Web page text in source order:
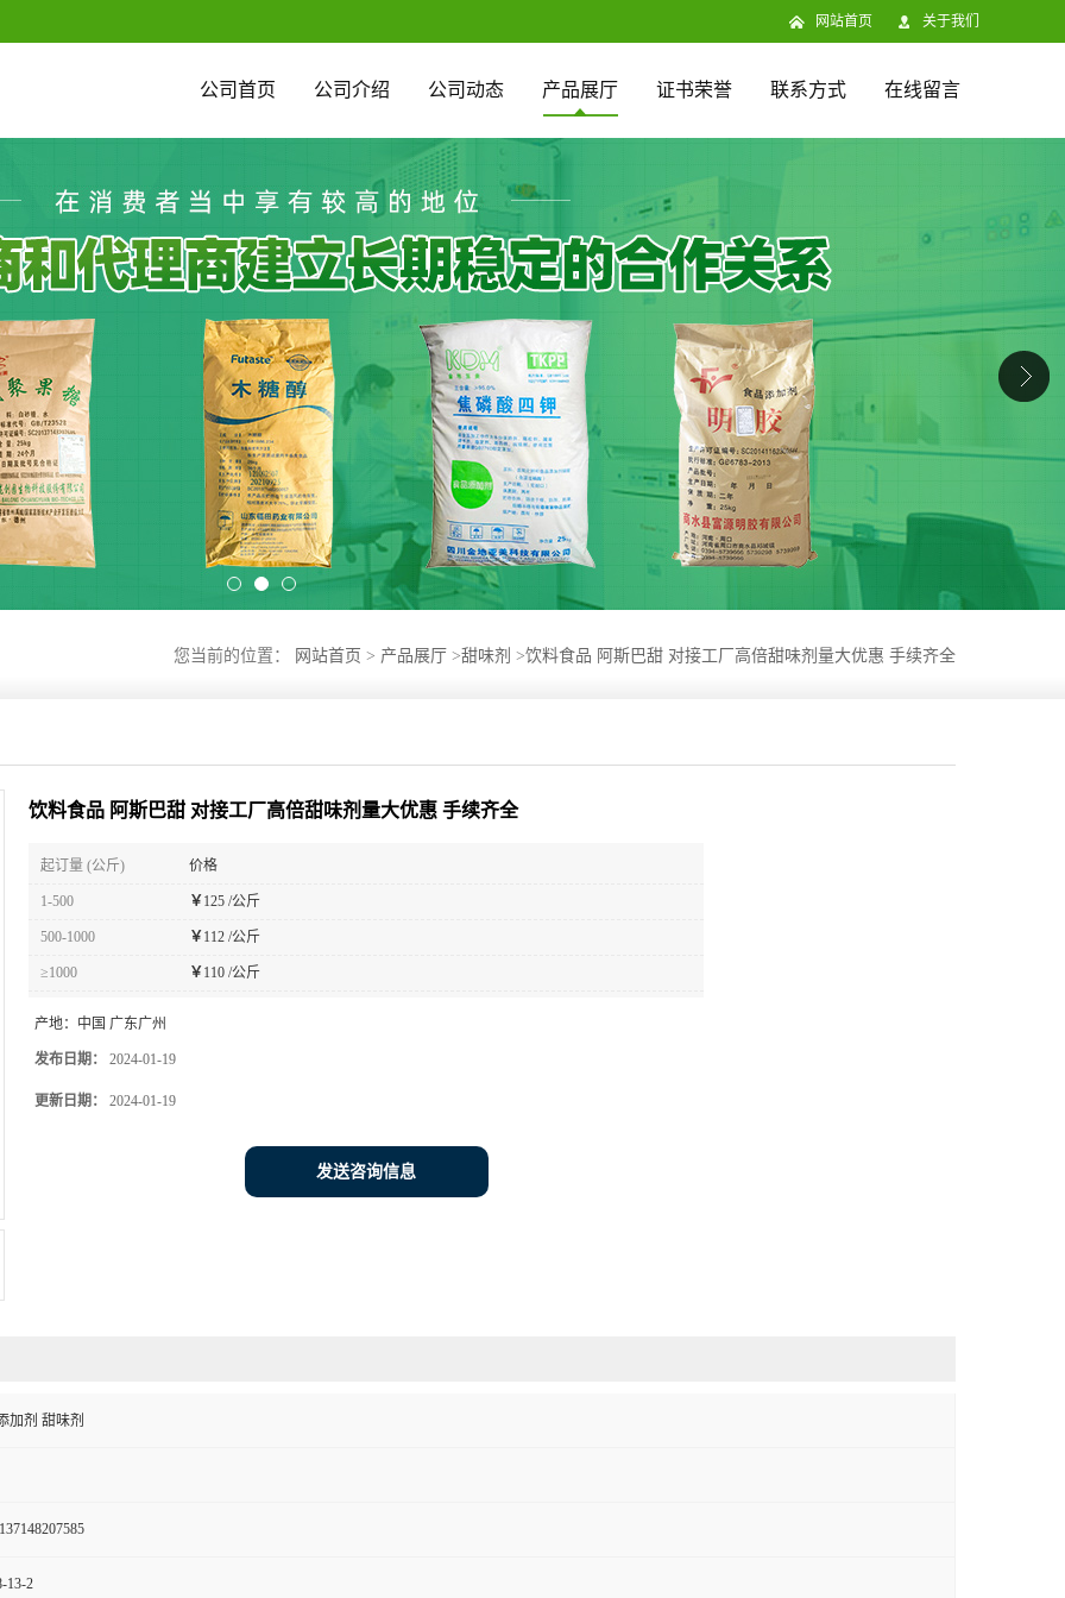
网站首页 关于我们
公司首页 公司介绍 公司动态 产品展厅 证书荣誉 联系方式 在线留言
您当前的位置： 网站首页 > 产品展厅 >甜味剂 >饮料食品 阿斯巴甜 对接工厂高倍甜味剂量大优惠 手续齐全
饮料食品 阿斯巴甜 对接工厂高倍甜味剂量大优惠 手续齐全
起订量 (公斤) 价格
1-500 ￥ 125 /公斤
500-1000 ￥ 112 /公斤
≥1000 ￥ 110 /公斤
产地： 中国 广东广州
发布日期： 2024-01-19
更新日期： 2024-01-19
发送咨询信息
加剂 甜味剂
13-2